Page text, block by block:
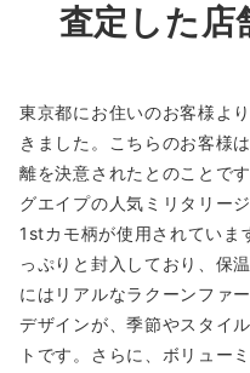
査定した店
東京都にお住いのお客様よ
きました。こちらのお客様
離を決意されたとのことで
グエイプの人気ミリタリー
1stカモ柄が使用されていま
っぷりと封入しており、保
にはリアルなラクーンファ
デザインが、季節やスタイ
トです。さらに、ボリュー